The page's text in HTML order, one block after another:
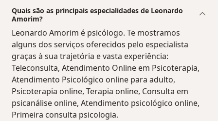
Quais são as principais especialidades de Leonardo
Amorim?
Leonardo Amorim é psicólogo. Te mostramos
alguns dos serviços oferecidos pelo especialista
graças à sua trajetória e vasta experiência:
Teleconsulta, Atendimento Online em Psicoterapia,
Atendimento Psicológico online para adulto,
Psicoterapia online, Terapia online, Consulta em
psicanálise online, Atendimento psicológico online,
Primeira consulta psicologia.